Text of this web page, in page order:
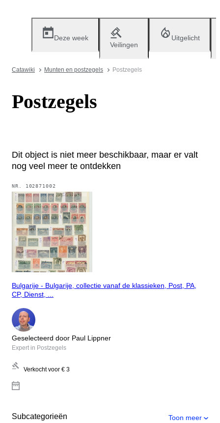
Deze week
Veilingen
Uitgelicht
Catawiki Munten en postzegels Postzegels
Postzegels
Dit object is niet meer beschikbaar, maar er valt
nog veel meer te ontdekken
NR. 102871002
Bulgarije - Bulgarije, collectie vanaf de klassieken, Post, PA,
CP, Dienst, ...
Geselecteerd door Paul Lippner
Expert in Postzegels
Verkocht voor € 3
Subcategorieën Toon meer